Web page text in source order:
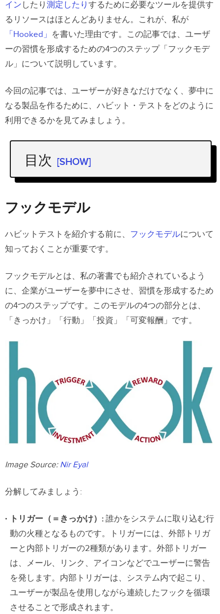
イン したり 測定したり するために必要なツールを提供す
るリソースはほとんどありません。これが、私が
「Hooked」 を書いた理由です。この記事では、ユーザ
ーの習慣を形成するための4つのステップ「フックモデ
ル」について説明しています。
今回の記事では、ユーザーが好きなだけでなく、夢中に
なる製品を作るために、ハビット・テストをどのように
利用できるかを見てみましょう。
目次 [SHOW]
フックモデル
ハビットテストの紹介
ステップ2 — 成文化
留意点
フックモデル
ハビットテストを紹介する前に、 フックモデルについて
知っておくことが重要です。
フックモデルとは、私の著書でも紹介されているよう
に、企業がユーザーを夢中にさせ、習慣を形成するため
の4つのステップです。このモデルの4つの部分とは、
「きっかけ」「行動」「投資」「可変報酬」です。
Image Source: Nir Eyal
分解してみましょう:
トリガー（＝きっかけ） : 誰かをシステムに取り込む行
動の火種となるものです。トリガーには、外部トリガ
ーと内部トリガーの2種類があります。外部トリガー
は、メール、リンク、アイコンなどでユーザーに警告
を発します。内部トリガーは、システム内で起こり、
ユーザーが製品を使用しながら連続したフックを循環
させることで形成されます。